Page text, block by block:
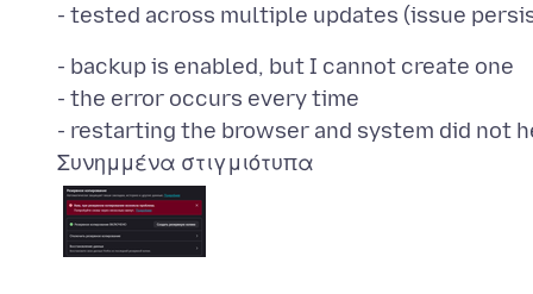
- backup is enabled, but I cannot create one
- the error occurs every time
Συνημμένα στιγμιότυπα